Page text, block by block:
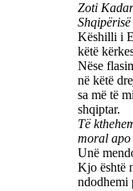
Zoti
Këshilli i
këtë
Nëse
në këtë
sa më të
shqiptar.
Të
moral
Unë
Kjo është
ndodhemi